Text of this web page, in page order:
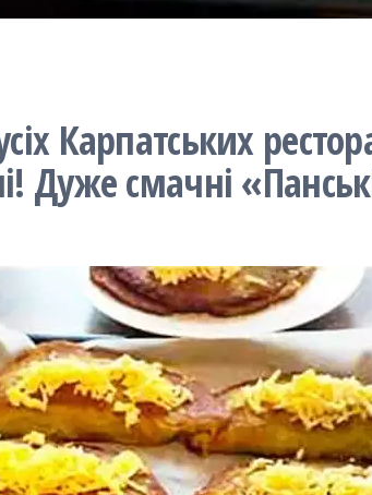
Карпатських
Дуже смачні